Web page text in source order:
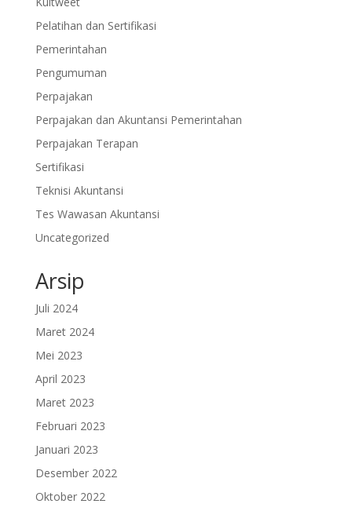
Pelatihan dan Sertifikasi
Pemerintahan
Pengumuman
Perpajakan
Perpajakan dan Akuntansi Pemerintahan
Perpajakan Terapan
Sertifikasi
Teknisi Akuntansi
Tes Wawasan Akuntansi
Uncategorized
Arsip
Juli 2024
Maret 2024
Mei 2023
April 2023
Maret 2023
Februari 2023
Januari 2023
Desember 2022
Oktober 2022